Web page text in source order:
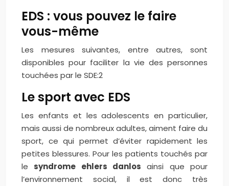
EDS : vous pouvez le faire
vous-même
Les mesures suivantes, entre autres, sont
disponibles pour faciliter la vie des personnes
touchées par le SDE:2
Le sport avec EDS
Les enfants et les adolescents en particulier,
mais aussi de nombreux adultes, aiment faire du
sport, ce qui permet d’éviter rapidement les
petites blessures. Pour les patients touchés par
le syndrome ehlers danlos ainsi que pour
l’environnement social, il est donc très